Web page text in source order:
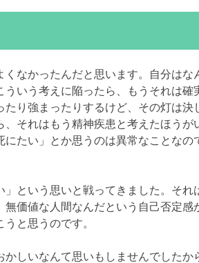
なかったんだと思います。自分は
いう考えに陥ったら、もうそれは
り強まったりするけど、その灯は
それはもう精神疾患と考えたほうが
たい」とか思うのは異常なことなの
という思いと戦ってきました。それ
価値な人間なんだという自己否定感
と思うのです。
しいなんて思いもしませんでした